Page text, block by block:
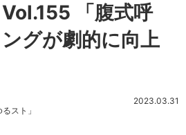
Vol.155 「腹式呼
グが劇的に向上
スト」
2023.03.31